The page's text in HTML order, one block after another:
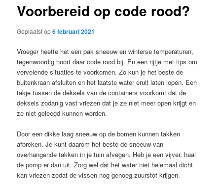
Voorbereid op code rood?
Geplaatst op6 februari 2021
Vroeger heette het een pak sneeuw en winterse temperaturen,
tegenwoordig hoort daar code rood bij. En een rijtje met tips om
vervelende situaties te voorkomen. Zo kun je het beste de
buitenkraan afsluiten en het laatste water eruit laten lopen. Een
takje tussen de deksels van de containers voorkomt dat de
deksels zodanig vast vriezen dat je ze niet meer open krijgt en
ze niet geleegd kunnen worden.
Door een dikke laag sneeuw op de bomen kunnen takken
afbreken. Je kunt daarom het beste de sneeuw van
overhangende takken in je tuin afvegen. Heb je een vijver, haal
de pomp er dan uit. Zorg wel dat het water niet helemaal dicht
kan vriezen zodat de vissen nog genoeg zuurstof krijgen.